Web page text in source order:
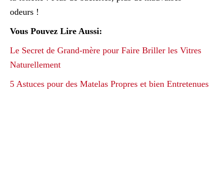
odeurs !
Vous Pouvez Lire Aussi:
Le Secret de Grand-mère pour Faire Briller les Vitres
Naturellement
5 Astuces pour des Matelas Propres et bien Entretenues